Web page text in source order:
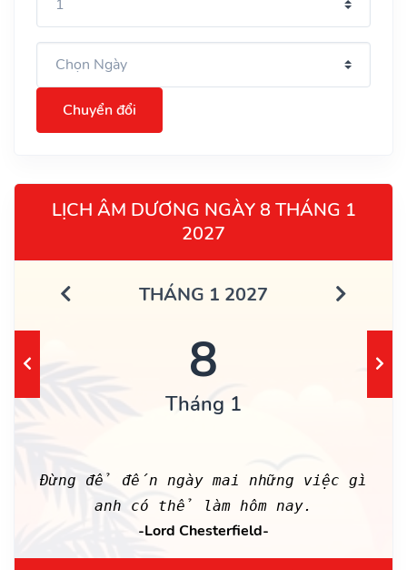
Chuyển đổi
LỊCH ÂM DƯƠNG NGÀY 8 THÁNG 1
2027
THÁNG 1 2027
8
Tháng 1
Đừng để đến ngày mai những việc gì
anh có thể làm hôm nay.
-Lord Chesterfield-